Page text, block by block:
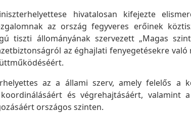
hivatalosan kifejezte
az ország fegyveres erőinek
tiszti állományának szervezett „Magas
az éghajlati fenyegetésekre való
az a állami szerv, amely felelős a
és végrehajtásáért, valamint
országos szinten.